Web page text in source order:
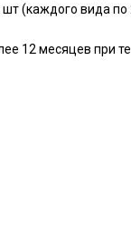
(каждого вида по
12 месяцев при